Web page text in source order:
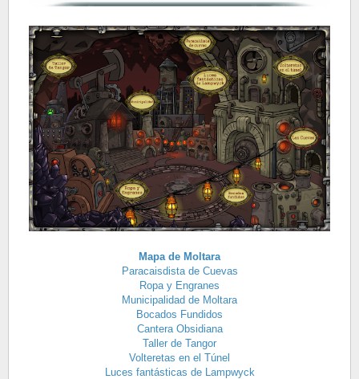
Mapa de Moltara
Paracaisdista de Cuevas
Ropa y Engranes
Municipalidad de Moltara
Bocados Fundidos
Cantera Obsidiana
Taller de Tangor
Volteretas en el Túnel
Luces fantásticas de Lampwyck